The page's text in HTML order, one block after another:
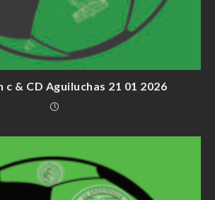
c & CD Aguiluchas 21 01 2026